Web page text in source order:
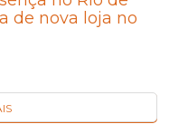
de nova loja no